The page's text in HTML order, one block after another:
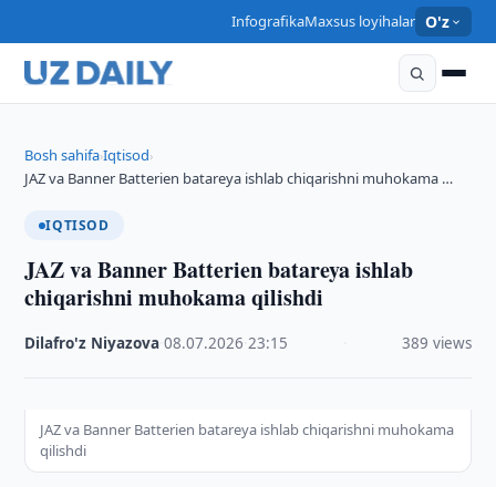
InfografikaMaxsus loyihalar O'z
Bosh sahifa›Iqtisod›
JAZ va ​​Banner Batterien batareya ishlab chiqarishni muhokama …
IQTISOD
JAZ va ​​Banner Batterien batareya ishlab
chiqarishni muhokama qilishdi
Dilafro'z Niyazova ·08.07.2026 ·23:15 389 views
JAZ va ​​Banner Batterien batareya ishlab chiqarishni muhokama
qilishdi